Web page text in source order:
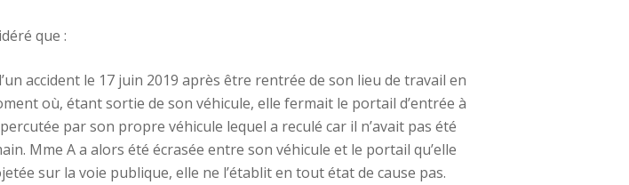
que :
accident le 17 juin 2019 après être rentrée de son lieu de travail en
où, étant sortie de son véhicule, elle fermait le portail d’entrée à
par son propre véhicule lequel a reculé car il n’avait pas été
Mme A a alors été écrasée entre son véhicule et le portail qu’elle
sur la voie publique, elle ne l’établit en tout état de cause pas.